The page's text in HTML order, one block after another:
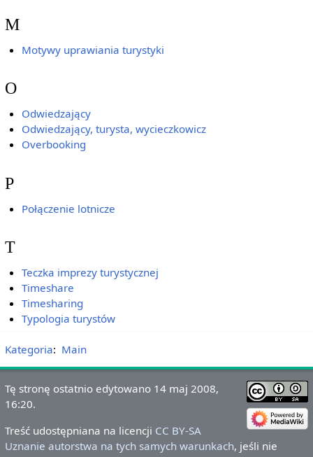
M
Motywy uprawiania turystyki
O
Odwiedzający
Odwiedzający, turysta, wycieczkowicz
Overbooking
P
Połączenie lotnicze
T
Teczka imprezy turystycznej
Timeshare
Timesharing
Typologia turystów
Kategoria: Main
Tę stronę ostatnio edytowano 14 maj 2008,
16:20.
Treść udostępniana na licencji CC BY-SA
Uznanie autorstwa na tych samych warunkach, jeśli nie